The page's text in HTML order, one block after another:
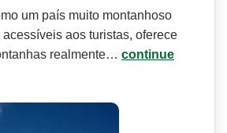
um país muito montanhoso
aos turistas, oferece
realmente… continue